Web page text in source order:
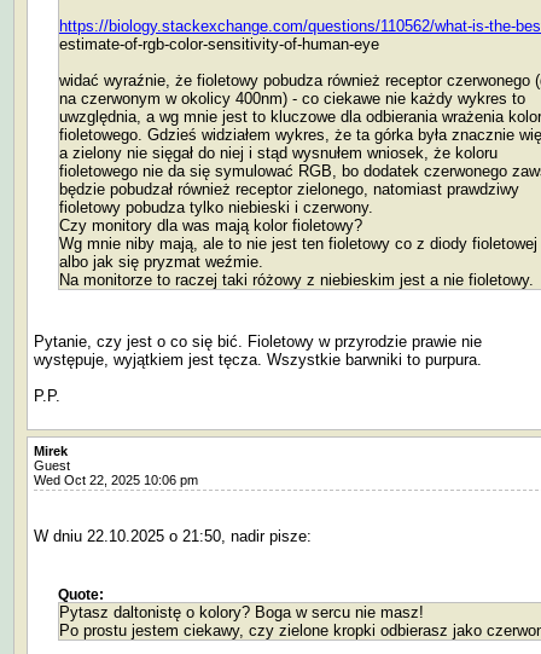
https://biology.stackexchange.com/questions/110562/what-is-the-
estimate-of-rgb-color-sensitivity-of-human-eye
widać wyraźnie, że fioletowy pobudza również receptor czerwonego
na czerwonym w okolicy 400nm) - co ciekawe nie każdy wykres to
uwzględnia, a wg mnie jest to kluczowe dla odbierania wrażenia
fioletowego. Gdzieś widziałem wykres, że ta górka była znacznie
a zielony nie sięgał do niej i stąd wysnułem wniosek, że koloru
fioletowego nie da się symulować RGB, bo dodatek czerwonego
będzie pobudzał również receptor zielonego, natomiast prawdziwy
fioletowy pobudza tylko niebieski i czerwony.
Czy monitory dla was mają kolor fioletowy?
Wg mnie niby mają, ale to nie jest ten fioletowy co z diody fioletowej
albo jak się pryzmat weźmie.
Na monitorze to raczej taki różowy z niebieskim jest a nie fioletowy.
Pytanie, czy jest o co się bić. Fioletowy w przyrodzie prawie nie
występuje, wyjątkiem jest tęcza. Wszystkie barwniki to purpura.
P.P.
Mirek
Guest
Wed Oct 22, 2025 10:06 pm
W dniu 22.10.2025 o 21:50, nadir pisze:
Quote:
Pytasz daltonistę o kolory? Boga w sercu nie masz!
Po prostu jestem ciekawy, czy zielone kropki odbierasz jako